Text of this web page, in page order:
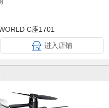
C座1701
进入店铺